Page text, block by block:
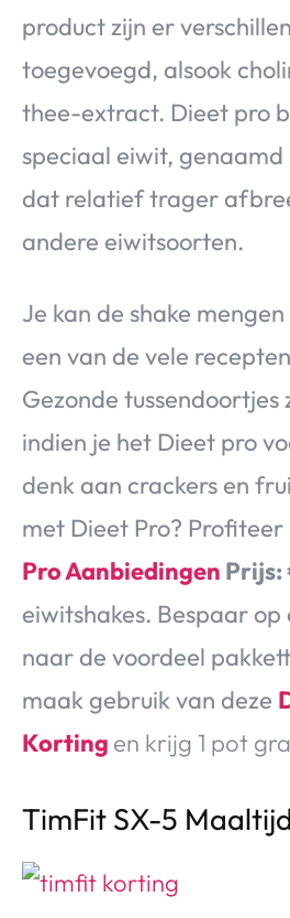
product zijn er
toegevoegd, alsook
thee-extract. Dieet pro
speciaal eiwit,
dat relatief trager
andere eiwitsoorten.
Je kan de shake
een van de vele
Gezonde tussendoortjes
indien je het Dieet pro
denk aan crackers en
met Dieet Pro? Profiteer
Pro Aanbiedingen Prijs:
eiwitshakes. Bespaar op
naar de voordeel
maak gebruik van deze
Korting en krijg 1 pot
TimFit SX-5